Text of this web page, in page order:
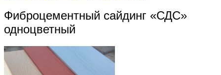
Фиброцементный сайдинг «СДС»
одноцветный